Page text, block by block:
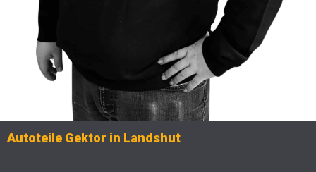
Autoteile Gektor in Landshut